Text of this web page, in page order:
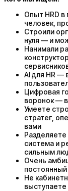
Опыт HRD в
человек,
Строили
нуля — и
Нанимали
AI для HR —
Цифровая
воронок —
Умеете
стратег,
вами
система и
сильным
Очень
Не